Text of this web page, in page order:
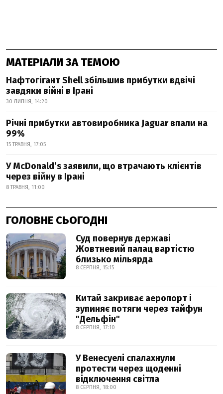
МАТЕРІАЛИ ЗА ТЕМОЮ
Нафтогігант Shell збільшив прибутки вдвічі
завдяки війні в Ірані
30 ЛИПНЯ, 14:20
Річні прибутки автовиробника Jaguar впали на
99%
15 ТРАВНЯ, 17:05
У McDonald’s заявили, що втрачають клієнтів
через війну в Ірані
8 ТРАВНЯ, 11:00
ГОЛОВНЕ СЬОГОДНІ
Суд повернув державі
Жовтневий палац вартістю
близько мільярда
8 СЕРПНЯ, 15:15
Китай закриває аеропорт і
зупиняє потяги через тайфун
"Дельфін"
8 СЕРПНЯ, 17:10
У Венесуелі спалахнули
протести через щоденні
відключення світла
8 СЕРПНЯ, 18:00